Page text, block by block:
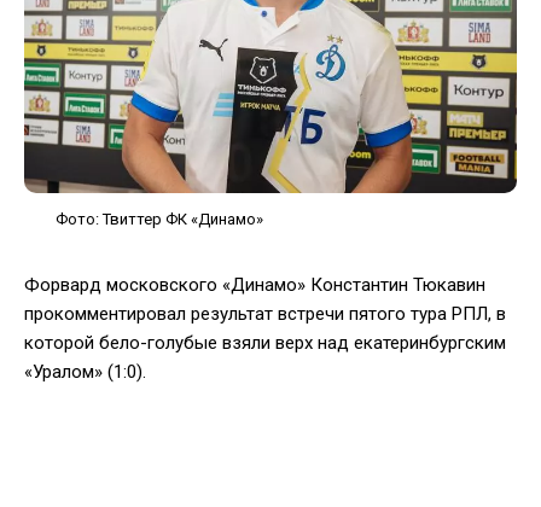
Фото: Твиттер ФК «Динамо»
Форвард московского «Динамо» Константин Тюкавин
прокомментировал результат встречи пятого тура РПЛ, в
которой бело-голубые взяли верх над екатеринбургским
«Уралом» (1:0).